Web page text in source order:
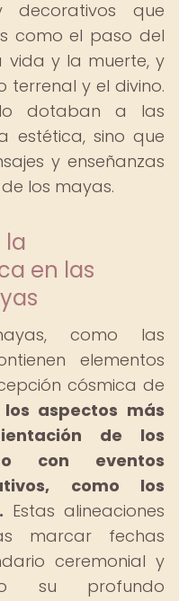
decorativos que
como el paso del
y la muerte, y
terrenal y el divino.
dotaban a las
estética, sino que
y enseñanzas
los mayas.
la
en las
como las
elementos
cósmica de
aspectos más
de los
con eventos
como los
Estas alineaciones
marcar fechas
ceremonial y
su profundo